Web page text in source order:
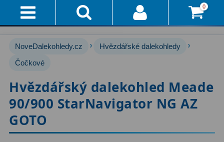
0
Přihlášení
Affiliate
Průvodce
Doručení
A
Platba
Akce!
Hvězdářské dalekohledy
Pro začátečníky 67
Pro děti30
Čočkové
NoveDalekohledy.cz › Hvězdářské dalekohledy ›
Čočkové
Hvězdářský dalekohled Meade
90/900 StarNavigator NG AZ
GOTO